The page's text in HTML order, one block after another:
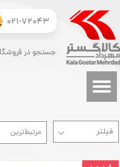
021-72043حساب کاربری من
تغییر گذر واژه
سفارشات
مرتبط‌ترین